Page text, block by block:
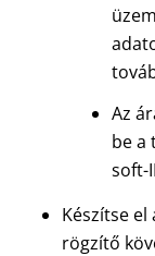
Az
be a
soft-
Készítse
rögzítő